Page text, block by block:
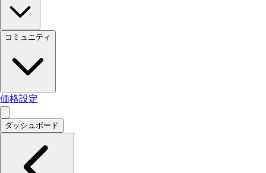
コミュニティ
価格設定
ダッシュボード